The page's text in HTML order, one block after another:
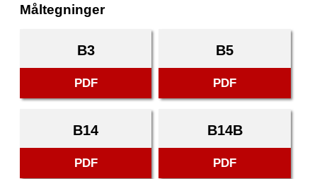
Måltegninger
B3
PDF
B5
PDF
B14
PDF
B14B
PDF